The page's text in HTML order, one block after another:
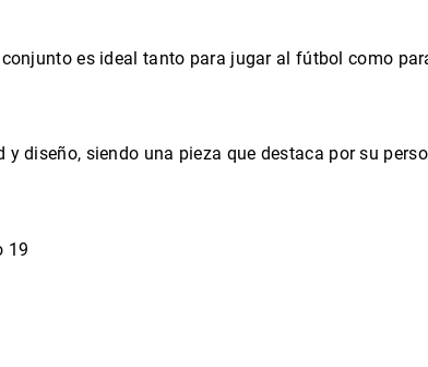
es ideal tanto para jugar al fútbol como
diseño, siendo una pieza que destaca por su
19